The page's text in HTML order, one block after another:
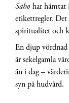
Sahohar hämtat
etikettregler.
spiritualitet och
En djup
är sekelgamla
än i dag –
syn på hudvård.